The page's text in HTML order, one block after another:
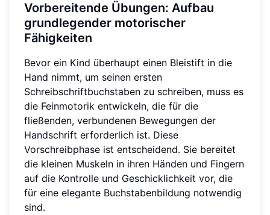
Vorbereitende Übungen: Aufbau
grundlegender motorischer
Fähigkeiten
Bevor ein Kind überhaupt einen Bleistift in die
Hand nimmt, um seinen ersten
Schreibschriftbuchstaben zu schreiben, muss es
die Feinmotorik entwickeln, die für die
fließenden, verbundenen Bewegungen der
Handschrift erforderlich ist. Diese
Vorschreibphase ist entscheidend. Sie bereitet
die kleinen Muskeln in ihren Händen und Fingern
auf die Kontrolle und Geschicklichkeit vor, die
für eine elegante Buchstabenbildung notwendig
sind.